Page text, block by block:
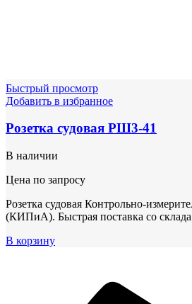
Быстрый просмотр
Добавить в избранное
Розетка судовая РШ3-41
В наличии
Цена по запросу
Розетка судовая Контрольно-
(КИПиА). Быстрая поставка со
В корзину